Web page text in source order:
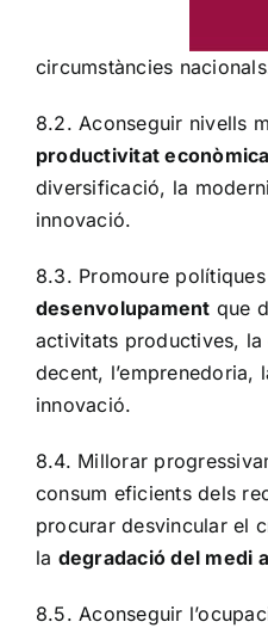
circumstàncies
8.2. Aconseguir nivells
productivitat econòmica
diversificació, la
innovació.
8.3. Promoure
desenvolupament que
activitats productives, la
decent, l’emprenedoria,
innovació.
8.4. Millorar
consum eficients dels
procurar desvincular el
la degradació del medi
8.5. Aconseguir